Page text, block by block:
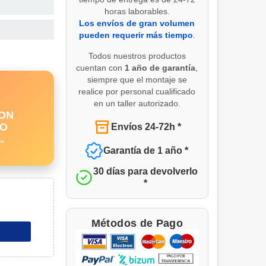
horas laborables.
Los envíos de gran volumen
pueden requerir más tiempo
Todos nuestros productos
cuentan con 1 año de garantía
siempre que el montaje se
realice por personal cualificado
en un taller autorizado.
Envíos 24-72h *
Garantía de 1 año *
30 días para devolverlo
*
Métodos de Pago